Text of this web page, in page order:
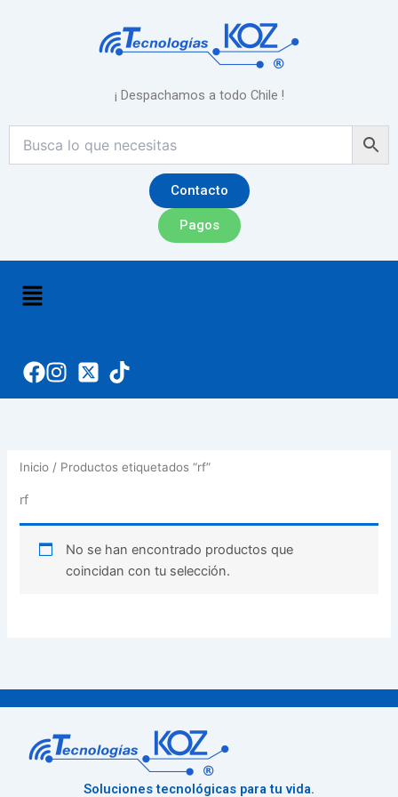
¡ Despachamos a todo Chile !
Contacto
Pagos
Menú
Inicio / Productos etiquetados “rf”
rf
No se han encontrado productos que
coincidan con tu selección.
Soluciones tecnológicas para tu vida.